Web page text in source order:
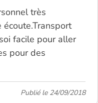
très
facile pour aller
pour des
Publié le 24/09/2018